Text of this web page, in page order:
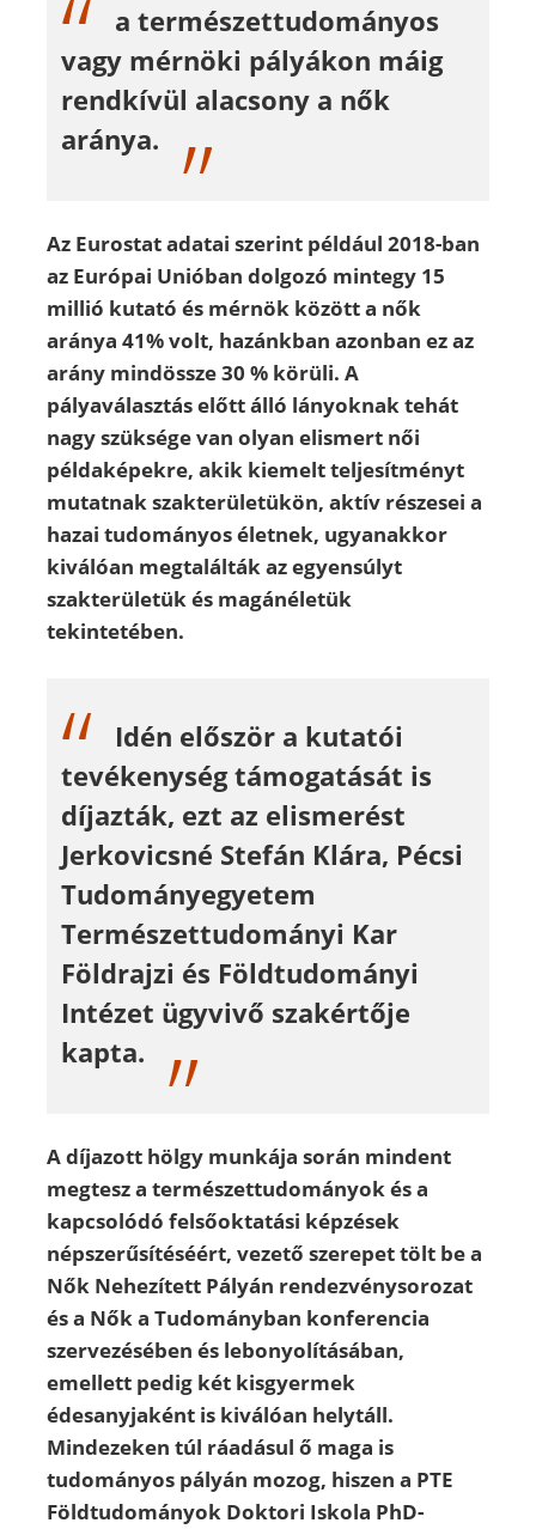
a természettudományos
vagy mérnöki pályákon máig
rendkívül alacsony a nők
aránya.
Az Eurostat adatai szerint például 2018-ban
az Európai Unióban dolgozó mintegy 15
millió kutató és mérnök között a nők
aránya 41% volt, hazánkban azonban ez az
arány mindössze 30 % körüli. A
pályaválasztás előtt álló lányoknak tehát
nagy szüksége van olyan elismert női
példaképekre, akik kiemelt teljesítményt
mutatnak szakterületükön, aktív részesei a
hazai tudományos életnek, ugyanakkor
kiválóan megtalálták az egyensúlyt
szakterületük és magánéletük
tekintetében.
Idén először a kutatói
tevékenység támogatását is
díjazták, ezt az elismerést
Jerkovicsné Stefán Klára, Pécsi
Tudományegyetem
Természettudományi Kar
Földrajzi és Földtudományi
Intézet ügyvivő szakértője
kapta.
A díjazott hölgy munkája során mindent
megtesz a természettudományok és a
kapcsolódó felsőoktatási képzések
népszerűsítéséért, vezető szerepet tölt be a
Nők Nehezített Pályán rendezvénysorozat
és a Nők a Tudományban konferencia
szervezésében és lebonyolításában,
emellett pedig két kisgyermek
édesanyjaként is kiválóan helytáll.
Mindezeken túl ráadásul ő maga is
tudományos pályán mozog, hiszen a PTE
Földtudományok Doktori Iskola PhD-